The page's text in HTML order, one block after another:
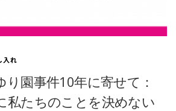
入れ
り園事件10年に寄せて：
私たちのことを決めない